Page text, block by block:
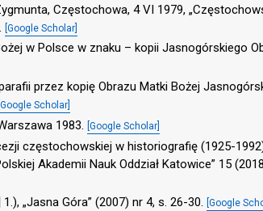
Częstochowa, 4 VI 1979,
[Google Scholar]
w Polsce w znaku – kopii Jasnogórskiego
przez kopię Obrazu Matki Bożej
[Google Scholar]
1983. [Google Scholar]
częstochowskiej w historiografię (1925-
Akademii Nauk Oddział Katowice” 15
„Jasna Góra” (2007) nr 4, s. 26-30. [Google